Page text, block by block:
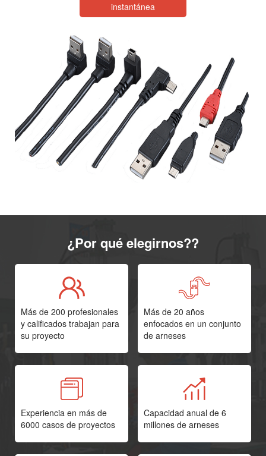
instantánea
¿Por qué elegirnos??
Más de 200 profesionales
y calificados trabajan para
su proyecto
Más de 20 años
enfocados en un conjunto
de arneses
Experiencia en más de
6000 casos de proyectos
Capacidad anual de 6
millones de arneses